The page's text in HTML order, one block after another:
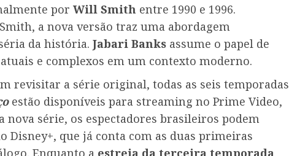
por Will Smith entre 1990 e 1996.
a nova versão traz uma abordagem
da história. Jabari Banks assume o papel de
e complexos em um contexto moderno.
revisitar a série original, todas as seis temporadas
estão disponíveis para streaming no Prime Video,
nova série, os espectadores brasileiros podem
Disney+, que já conta com as duas primeiras
Enquanto a estreia da terceira temporada